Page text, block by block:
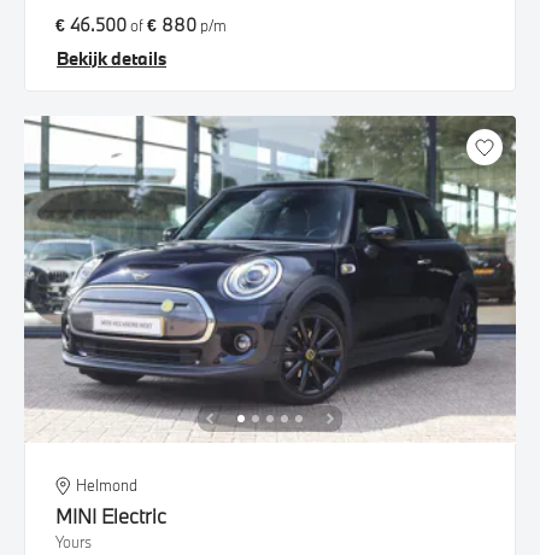
€ 46.500of€ 880 p/m
Bekijk details
Helmond
MINI Electric
Yours